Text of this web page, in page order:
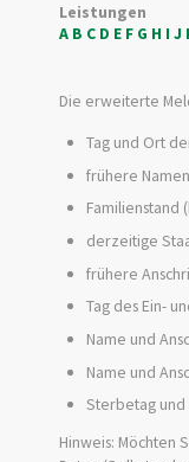
Leistungen
A B C D E F G H I J
Die erweiterte
Tag und Ort
frühere Namen
derzeitige
frühere
Tag des Ein-
Name und
Name und
Sterbetag und
Hinweis: Möchten